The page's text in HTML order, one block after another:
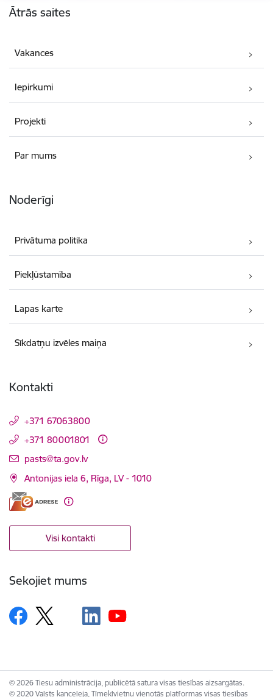
Ātrās saites
Vakances
Iepirkumi
Projekti
Par mums
Noderīgi
Privātuma politika
Piekļūstamība
Lapas karte
Sīkdatņu izvēles maiņa
Kontakti
+371 67063800
+371 80001801
E-pasts:
pasts@ta.gov.lv
Antonijas iela 6, Rīga, LV - 1010
Visi kontakti
Sekojiet mums
© 2026 Tiesu administrācija, publicētā satura visas tiesības aizsargātas.
© 2020 Valsts kanceleja, Tīmekļvietņu vienotās platformas visas tiesības